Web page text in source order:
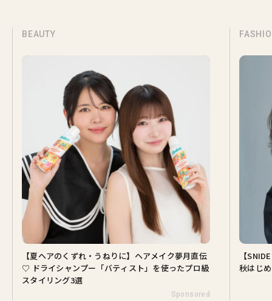
BEAUTY
【夏ヘアのくずれ・うねりに】ヘアメイク夢月直伝
♡ ドライシャンプー「バティスト」を使ったプロ級
スタイリング3選
Sponsored
【
秋はじ